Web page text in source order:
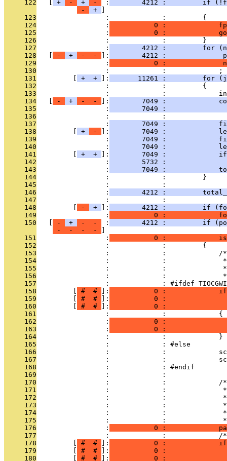
     122
+ - + - :
4212 :         if
-
+
     123
                 :             :         {
     124
                 :
0 :
     125
                 :
0 :
     126
                 :             :         }
     127
                 :
4212 :         for
     128
- + - - ]:
4212 :
     129
                 :
0 :
     130
                 :             :             ;
     131
+ + ]:
11261 :         for
     132
                 :             :         {
     133
:             :
     134
- + - - ]:
7049 :
     135
                 :
7049 :
     136
                 :             :
     137
                 :
7049 :
     138
+ - ]:
7049 :
     139
                 :
7049 :
     140
                 :
7049 :
     141
+ + ]:
7049 :
     142
                 :
5732 :
     143
                 :
7049 :
     144
                 :             :         }
     145
                 :             :
     146
                 :
4212 :
     147
                 :             :
     148
- + ]:
4212 :         if
     149
                 :
0 :
     150
- + - - :
4212 :         if
-
- - -
     151
                 :
0 :
     152
                 :             :         {
     153
                 :             :             /*
     154
:             :
     155
:             :
     156
:             :
     157
:             : #ifdef
     158
# # ]:
0 :
     159
# # ]:
0 :
     160
# # ]:
0 :
     161
                 :             :             {
     162
                 :
0 :
     163
                 :
0 :
     164
                 :             :             }
     165
                 :             : #else
     166
:             :
     167
:             :
     168
                 :             : #endif
     169
                 :             :
     170
                 :             :             /*
     171
:             :
     172
:             :
     173
:             :
     174
:             :
     175
:             :
     176
                 :
0 :
     177
:             :
     178
# # ]:
0 :
     179
# # ]:
0 :
     180
# # ]:
0 :